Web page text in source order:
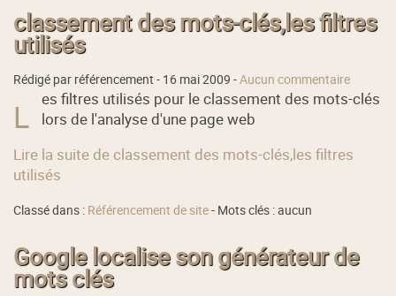
classement des mots-clés,les filtres
utilisés
Rédigé par référencement - 16 mai 2009 -Aucun commentaire
L
es filtres utilisés pour le classement des mots-clés
lors de l'analyse d'une page web
Lire la suite de classement des mots-clés,les filtres
utilisés
Classé dans : Référencement de site- Mots clés : aucun
Google localise son générateur de
mots clés